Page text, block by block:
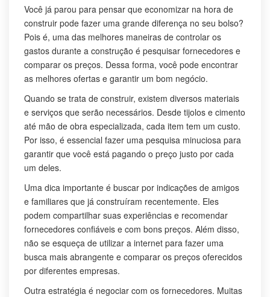
Você já parou para pensar que economizar na hora de
construir pode fazer uma grande diferença no seu bolso?
Pois é, uma das melhores maneiras de controlar os
gastos durante a construção é pesquisar fornecedores e
comparar os preços. Dessa forma, você pode encontrar
as melhores ofertas e garantir um bom negócio.
Quando se trata de construir, existem diversos materiais
e serviços que serão necessários. Desde tijolos e cimento
até mão de obra especializada, cada item tem um custo.
Por isso, é essencial fazer uma pesquisa minuciosa para
garantir que você está pagando o preço justo por cada
um deles.
Uma dica importante é buscar por indicações de amigos
e familiares que já construíram recentemente. Eles
podem compartilhar suas experiências e recomendar
fornecedores confiáveis e com bons preços. Além disso,
não se esqueça de utilizar a internet para fazer uma
busca mais abrangente e comparar os preços oferecidos
por diferentes empresas.
Outra estratégia é negociar com os fornecedores. Muitas